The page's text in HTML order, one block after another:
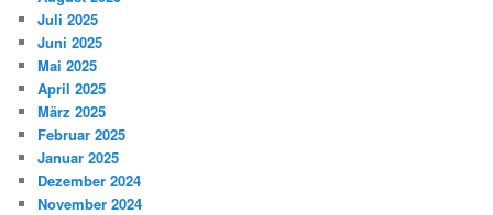
Juli 2025
Juni 2025
Mai 2025
April 2025
März 2025
Februar 2025
Januar 2025
Dezember 2024
November 2024